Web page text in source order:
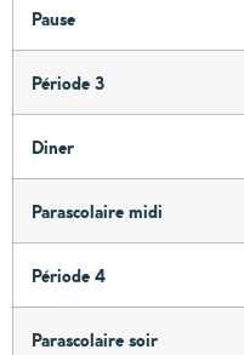
Pause
Période 3
Diner
Parascolaire midi
Période 4
Parascolaire soir